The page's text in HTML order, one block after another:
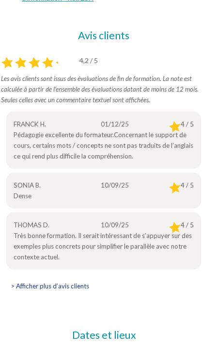
Avis clients
4,2 / 5
Les avis clients sont issus des évaluations de fin de formation. La note est
calculée à partir de l’ensemble des évaluations datant de moins de 12 mois.
Seules celles avec un commentaire textuel sont affichées.
FRANCK H. 01/12/25
4 / 5
Pédagogie excellente du formateur.Concernant le support de
cours, certains mots / concepts ne sont pas traduits de l’anglais
ce qui rend plus difficile la compréhension.
SONIA B. 10/09/25
4 / 5
Dense
THOMAS D. 10/09/25
4 / 5
Très bonne formation. Il serait intéressant de s’appuyer sur des
exemples plus concrets pour simplifier le parallèle avec notre
contexte actuel.
> Afficher plus d’avis clients
Dates et lieux